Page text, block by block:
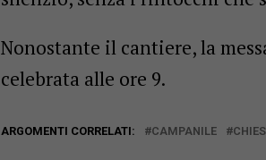
Nonostante il cantiere, la
celebrata alle ore 9.
ARGOMENTI CORRELATI: CAMPANILE